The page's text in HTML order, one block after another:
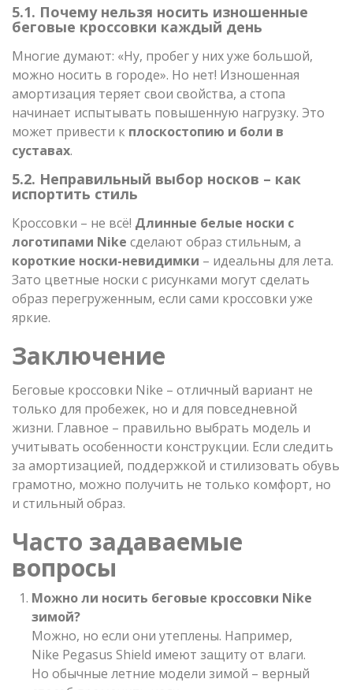
5.1. Почему нельзя носить изношенные
беговые кроссовки каждый день
Многие думают: «Ну, пробег у них уже большой,
можно носить в городе». Но нет! Изношенная
амортизация теряет свои свойства, а стопа
начинает испытывать повышенную нагрузку. Это
может привести к плоскостопию и боли в
суставах.
5.2. Неправильный выбор носков – как
испортить стиль
Кроссовки – не всё! Длинные белые носки с
логотипами Nike сделают образ стильным, а
короткие носки-невидимки – идеальны для лета.
Зато цветные носки с рисунками могут сделать
образ перегруженным, если сами кроссовки уже
яркие.
Заключение
Беговые кроссовки Nike – отличный вариант не
только для пробежек, но и для повседневной
жизни. Главное – правильно выбрать модель и
учитывать особенности конструкции. Если следить
за амортизацией, поддержкой и стилизовать обувь
грамотно, можно получить не только комфорт, но
и стильный образ.
Часто задаваемые
вопросы
Можно ли носить беговые кроссовки Nike
зимой?
Можно, но если они утеплены. Например,
Nike Pegasus Shield имеют защиту от влаги.
Но обычные летние модели зимой – верный